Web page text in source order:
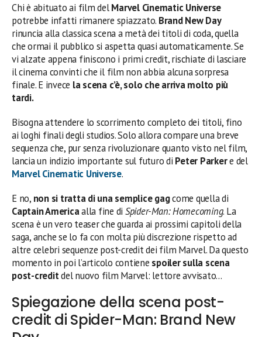
Chi è abituato ai film delMarvel Cinematic Universe
potrebbe infatti rimanere spiazzato. Brand New Day
rinuncia alla classica scena a metà dei titoli di coda, quella
che ormai il pubblico si aspetta quasi automaticamente. Se
vi alzate appena finiscono i primi credit, rischiate di lasciare
il cinema convinti che il film non abbia alcuna sorpresa
finale. E invece la scena c’è, solo che arriva molto più
tardi.
Bisogna attendere lo scorrimento completo dei titoli, fino
ai loghi finali degli studios. Solo allora compare una breve
sequenza che, pur senza rivoluzionare quanto visto nel film,
lancia un indizio importante sul futuro di Peter Parkere del
Marvel Cinematic Universe.
E no, non si tratta di una semplice gagcome quella di
Captain Americaalla fine di Spider-Man: Homecoming. La
scena è un vero teaser che guarda ai prossimi capitoli della
saga, anche se lo fa con molta più discrezione rispetto ad
altre celebri sequenze post-credit dei film Marvel. Da questo
momento in poi l’articolo contiene spoilersulla scena
post-creditdel nuovo film Marvel: lettore avvisato…
Spiegazione della scena post-
credit di Spider-Man: Brand New